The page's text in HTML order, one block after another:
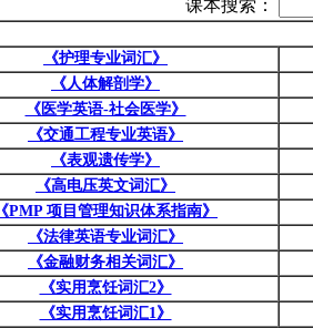
课本搜索：
《护理专业词汇》
《人体解剖学》
《医学英语-社会医学》
《交通工程专业英语》
《表观遗传学》
《高电压英文词汇》
《PMP 项目管理知识体系指南》
《法律英语专业词汇》
《金融财务相关词汇》
《实用烹饪词汇2》
《实用烹饪词汇1》